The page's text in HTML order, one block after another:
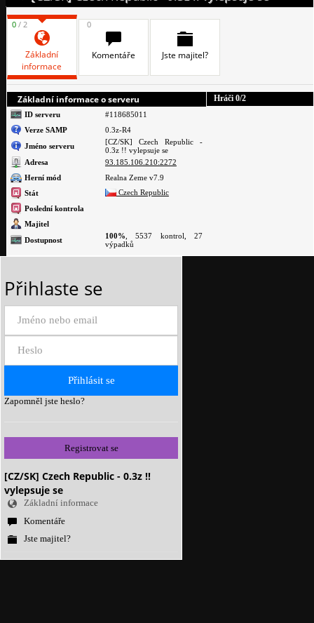
0/ 2
Základní
informace
0
Komentáře Jste majitel?
Základní informace o serveru
ID serveru
#118685011
Verze SAMP
0.3z-R4
Jméno serveru
[CZ/SK] Czech Republic -
0.3z !! vylepsuje se
Adresa
93.185.106.210:2272
Herní mód
Realna Zeme v7.9
Stát
Czech Republic
Poslední kontrola
Majitel
Dostupnost
100% , 5537 kontrol, 27
výpadků
Hráči 0/2
Přihlaste se
Zapomněl jste heslo?
Registrovat se
[CZ/SK] Czech Republic - 0.3z !!
vylepsuje se
Základní informace
Komentáře
Jste majitel?